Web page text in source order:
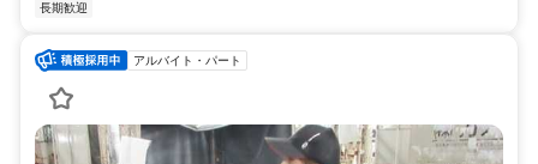
長期歓迎
アルバイト・パート